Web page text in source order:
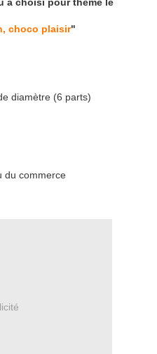
choco plaisir"
diamètre (6 parts)
du commerce